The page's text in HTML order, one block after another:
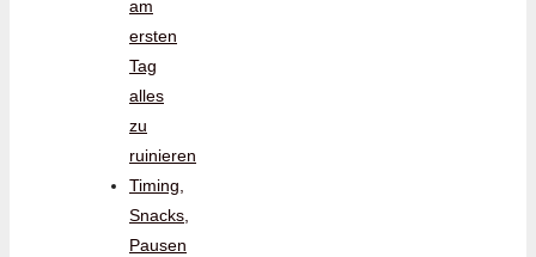
am
ersten
Tag
alles
zu
ruinieren
Timing,
Snacks,
Pausen